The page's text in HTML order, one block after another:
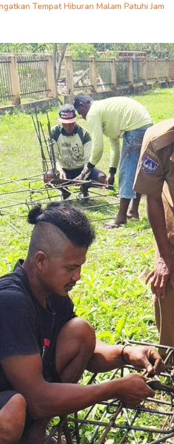
Tempat Hiburan Malam Patuhi Jam